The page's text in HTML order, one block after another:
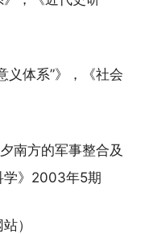
义体系”》，《社会
南方的军事整合及
学》2003年5期
）